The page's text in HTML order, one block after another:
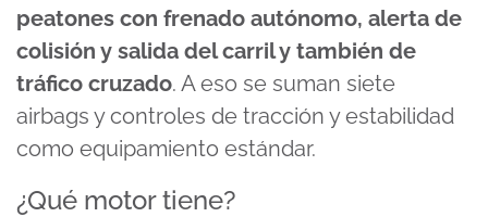
peatones con frenado autónomo, alerta de
colisión y salida del carril y también de
tráfico cruzado. A eso se suman siete
airbags y controles de tracción y estabilidad
como equipamiento estándar.
¿Qué motor tiene?